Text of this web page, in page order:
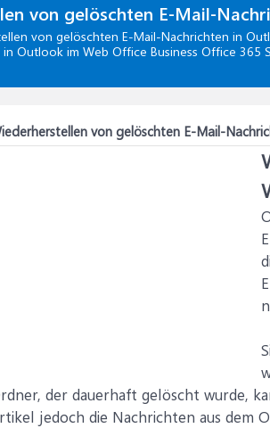
von gelöschten E-Mail-
von gelöschten E-Mail-Nachrichten in
Outlook im Web Office Business Office 365
von gelöschten E-Mail-
der dauerhaft gelöscht wurde,
jedoch die Nachrichten aus dem